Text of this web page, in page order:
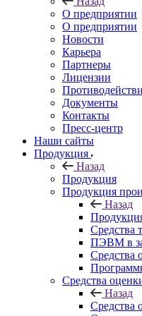
О предприятии
О предприятии
Новости
Карьера
Партнеры
Лицензии
Документы
Контакты
Пресс-центр
Наши сайты
Продукция
Назад
Продукция
Продукция
Назад
Средства
ПЭВМ в
Средства
Средства
Назад
Средства